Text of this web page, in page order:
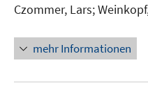
Czommer, Lars;
mehr Informationen